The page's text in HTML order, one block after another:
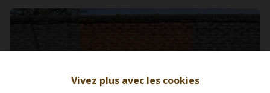
Vivez plus avec les cookies